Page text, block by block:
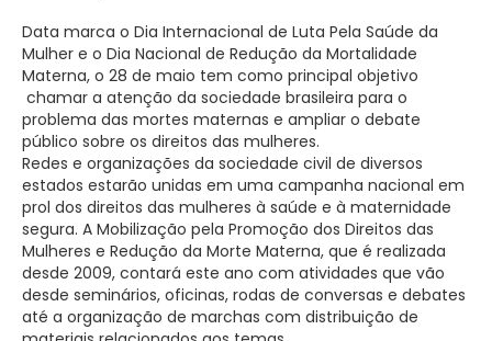
Data marca o Dia Internacional de Luta Pela Saúde da
Mulher e o Dia Nacional de Redução da Mortalidade
Materna, o 28 de maio tem como principal objetivo
chamar a atenção da sociedade brasileira para o
problema das mortes maternas e ampliar o debate
público sobre os direitos das mulheres.
Redes e organizações da sociedade civil de diversos
estados estarão unidas em uma campanha nacional em
prol dos direitos das mulheres à saúde e à maternidade
segura. A Mobilização pela Promoção dos Direitos das
Mulheres e Redução da Morte Materna, que é realizada
desde 2009, contará este ano com atividades que vão
desde seminários, oficinas, rodas de conversas e debates
até a organização de marchas com distribuição de